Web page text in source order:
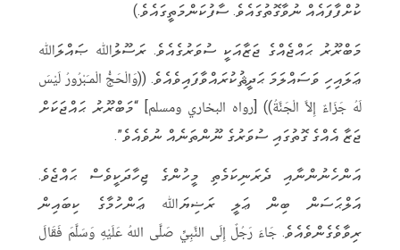
ކުށްފާފައެއް ނުވާގޮތުގައެވެ. ސާފުކަންމަތީގައެވެ.)
މަބްރޫރު ޙައްޖެއްގެ ޖަޒާއަކީ ސުވަރުގެއެވެ. ރަސޫލުﷲ ޞައްލަﷲ
ޢަލައިހި ވަސައްލަމަ ޙަދީޘުކުރައްވާފައިވެއެވެ. ((وَالْحَجُّ الْمـَبْرُورُ لَيْسَ
لَهُ جَزَاءٌ إِلاَّ الْجَنَّةُ)) [رواه البخاري ومسلم] “މަބްރޫރު ޙައްޖަކަށް
ޖަޒާ އެއްގެ ގޮތުގައި ސުވަރުގެ ނޫންތަނެއް ނުވެއެވެ”.
އަންހެނުންނާއި ދެރަނިކަމެތި މީހުންގެ ޖިހާދަކީވެސް ޙައްޖެވެ.
އަލްޙަސަން ބިން ޢަލީ ރަޟިޔަﷲ ޢަންހުމާގެ ކިބައިން
ރިވާވެގެންވެއެވެ. جَاءَ رَجُلٌ إِلَى النَّبِيِّ صَلَّى اللهُ عَلَيْهِ وَسَلَّمَ فَقَالَ